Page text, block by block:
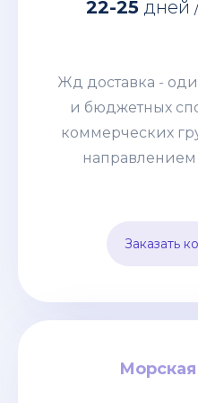
22-25 дней
Жд доставка -
и бюджетных
коммерческих
направлением
Заказать
небольших
до целых
система жд
другими